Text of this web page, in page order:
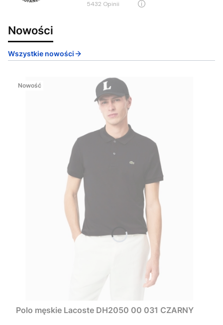
5432 opinii
Nowości
Wszystkie nowości
Nowość
Polo męskie Lacoste DH2050 00 031 CZARNY